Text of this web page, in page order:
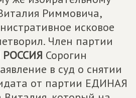
Риммовича,
исковое
Член партии
Сорогин
в суд о снятии
от партии ЕДИНАЯ